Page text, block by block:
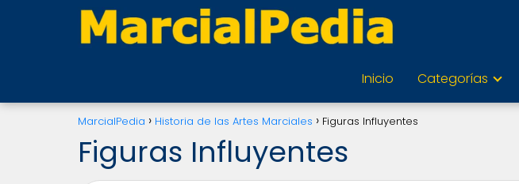
Inicio Categorías
MarcialPedia Historia de las Artes Marciales Figuras Influyentes
Figuras Influyentes